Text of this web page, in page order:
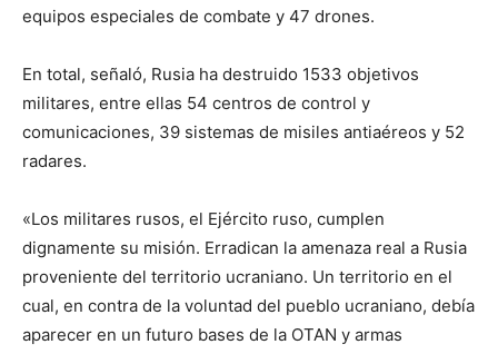
equipos especiales de combate y 47 drones.
En total, señaló, Rusia ha destruido 1533 objetivos
militares, entre ellas 54 centros de control y
comunicaciones, 39 sistemas de misiles antiaéreos y 52
radares.
«Los militares rusos, el Ejército ruso, cumplen
dignamente su misión. Erradican la amenaza real a Rusia
proveniente del territorio ucraniano. Un territorio en el
cual, en contra de la voluntad del pueblo ucraniano, debía
aparecer en un futuro bases de la OTAN y armas